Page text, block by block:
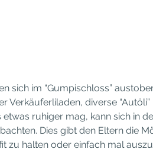
sich im “Gumpischloss”
Verkäuferliladen, diverse
ruhiger mag, kann sich in
Dies gibt den Eltern die
zu halten oder einfach mal